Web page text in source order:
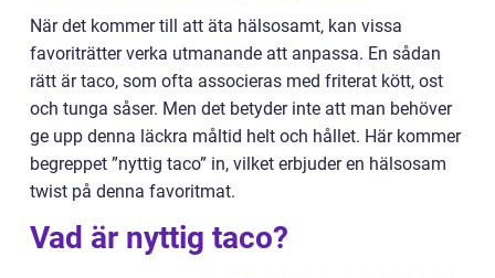
När det kommer till att äta hälsosamt, kan vissa
favoriträtter verka utmanande att anpassa. En sådan
rätt är taco, som ofta associeras med friterat kött, ost
och tunga såser. Men det betyder inte att man behöver
ge upp denna läckra måltid helt och hållet. Här kommer
begreppet ”nyttig taco” in, vilket erbjuder en hälsosam
twist på denna favoritmat.
Vad är nyttig taco?